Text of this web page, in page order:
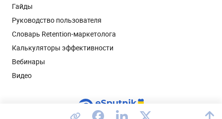
Гайды
Руководство пользователя
Словарь Retention-маркетолога
Калькуляторы эффективности
Вебинары
Видео